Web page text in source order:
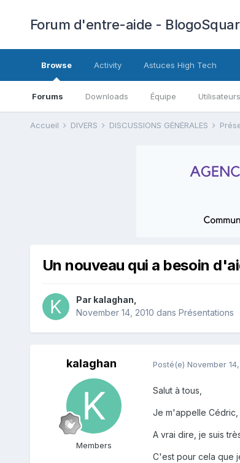
Forum d'entre-aide -
Browse
Forums Downloads Équipe
Activity Astuces High Tech
Accueil DIVERS DISCUSSIONS GÉNÉRALES
Un nouveau qui a besoin
Par kalaghan
November 14, 2010 dans Présentations
kalaghan
Members
Posté(e) November
Salut à tous,
Je m'appelle
A vrai dire, je suis
C'est pour cela que